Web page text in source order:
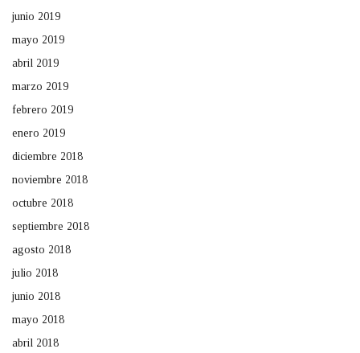
junio 2019
mayo 2019
abril 2019
marzo 2019
febrero 2019
enero 2019
diciembre 2018
noviembre 2018
octubre 2018
septiembre 2018
agosto 2018
julio 2018
junio 2018
mayo 2018
abril 2018